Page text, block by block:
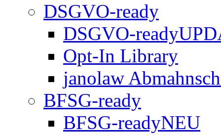
DSGVO-ready
DSGVO-ready
Opt-In Library
janolaw
BFSG-ready
BFSG-readyNEU